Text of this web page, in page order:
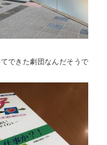
できた劇団なんだそうで